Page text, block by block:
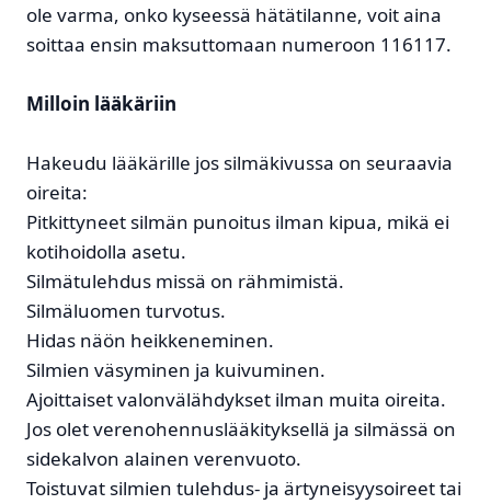
ole varma, onko kyseessä hätätilanne, voit aina
soittaa ensin maksuttomaan numeroon 116117.
Milloin lääkäriin
Hakeudu lääkärille jos silmäkivussa on seuraavia
oireita:
Pitkittyneet silmän punoitus ilman kipua, mikä ei
kotihoidolla asetu.
Silmätulehdus missä on rähmimistä.
Silmäluomen turvotus.
Hidas näön heikkeneminen.
Silmien väsyminen ja kuivuminen.
Ajoittaiset valonvälähdykset ilman muita oireita.
Jos olet verenohennuslääkityksellä ja silmässä on
sidekalvon alainen verenvuoto.
Toistuvat silmien tulehdus- ja ärtyneisyysoireet tai